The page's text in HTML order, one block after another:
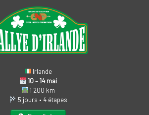
Irlande
10 – 14 mai
1 200 km
5 jours • 4 étapes